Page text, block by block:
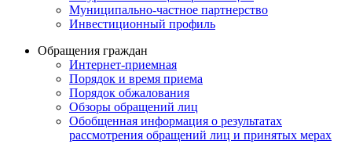
Муниципально-частное партнерство
Инвестиционный профиль
Обращения граждан
Интернет-приемная
Порядок и время приема
Порядок обжалования
Обзоры обращений лиц
Обобщенная информация о результатах
рассмотрения обращений лиц и принятых мерах